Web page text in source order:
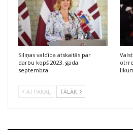
Siliņas valdība atskaitās par
darbu kopš 2023. gada
septembra
ATPAKAĻ TĀLĀK